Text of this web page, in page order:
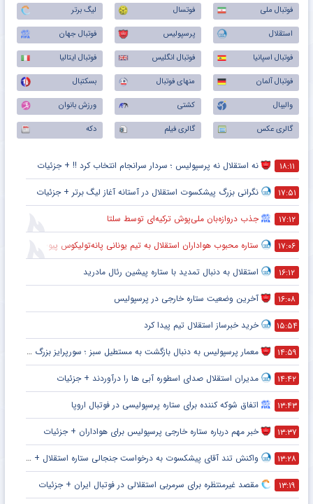
فوتبال ملی فوتسال
لیگ برتر
استقلال
پرسپولیس
فوتبال جهان
فوتبال اسپانیا
فوتبال انگلیس
فوتبال ایتالیا
فوتبال آلمان
منهای فوتبال
بسکتبال
والیبال
کشتی
ورزش بانوان
گالری عکس
گالری فیلم دکه
۱۸:۱۱ نه استقلال نه پرسپولیس ؛ سردار سرانجام انتخاب کرد !! + جزئیات
۱۷:۵۱ نگرانی بزرگ پیشکسوت استقلال در آستانه آغاز لیگ برتر + جزئیات
۱۷:۱۲ جذب دروازه‌بان ملی‌پوش ترکیه‌ای توسط سلتا
۱۷:۰۶ ستاره محبوب هواداران استقلال به تیم یونانی پانه‌تولیکوس پیوست
۱۶:۱۲ استقلال به دنبال تمدید با ستاره پیشین رئال مادرید
۱۶:۰۸ آخرین وضعیت ستاره خارجی در پرسپولیس
۱۵:۵۴ خرید خبرساز استقلال تیم پیدا کرد
۱۴:۵۹ معمار پرسپولیس به دنبال بازگشت به مستطیل سبز ؛ سورپرایز بزرگ در راه است ؟ + جزئیات
۱۴:۴۲ مدیران استقلال صدای اسطوره آبی ها را درآوردند + جزئیات
۱۳:۴۳ اتفاق شوکه کننده برای ستاره پرسپولیسی در فوتبال اروپا
۱۳:۳۷ خبر مهم درباره ستاره خارجی پرسپولیس برای هواداران + جزئیات
۱۳:۲۸ واکنش تند آقای پیشکسوت به درخواست جنجالی ستاره استقلال + جزئیات
۱۳:۱۹ مقصد غیرمنتظره برای سرمربی استقلالی در فوتبال ایران + جزئیات